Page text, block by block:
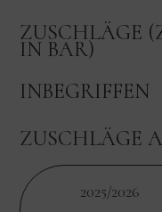
ZUSCHLÄGE
IN BAR)
INBEGRIFFEN
ZUSCHLÄGE
2025/2026